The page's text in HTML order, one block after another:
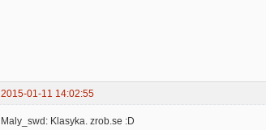
2015-01-11 14:02:55
Maly_swd: Klasyka. zrob.se :D